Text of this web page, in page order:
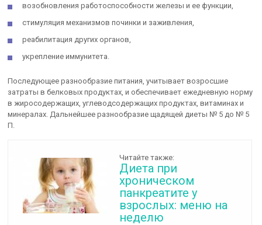
возобновления работоспособности железы и ее функции,
стимуляция механизмов починки и заживления,
реабилитация других органов,
укрепление иммунитета.
Последующее разнообразие питания, учитывает возросшие
затраты в белковых продуктах, и обеспечивает ежедневную норму
в жиросодержащих, углеводсодержащих продуктах, витаминах и
минералах. Дальнейшее разнообразие щадящей диеты № 5 до № 5
П.
Читайте также:
Диета при
хроническом
панкреатите у
взрослых: меню на
неделю